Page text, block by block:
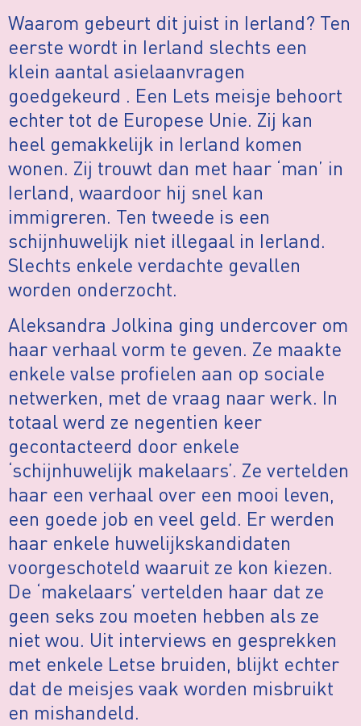
Waarom gebeurt dit juist in Ierland? Ten
eerste wordt in Ierland slechts een
klein aantal asielaanvragen
goedgekeurd . Een Lets meisje behoort
echter tot de Europese Unie. Zij kan
heel gemakkelijk in Ierland komen
wonen. Zij trouwt dan met haar ‘man’ in
Ierland, waardoor hij snel kan
immigreren. Ten tweede is een
schijnhuwelijk niet illegaal in Ierland.
Slechts enkele verdachte gevallen
worden onderzocht.
Aleksandra Jolkina ging undercover om
haar verhaal vorm te geven. Ze maakte
enkele valse profielen aan op sociale
netwerken, met de vraag naar werk. In
totaal werd ze negentien keer
gecontacteerd door enkele
‘schijnhuwelijk makelaars’. Ze vertelden
haar een verhaal over een mooi leven,
een goede job en veel geld. Er werden
haar enkele huwelijkskandidaten
voorgeschoteld waaruit ze kon kiezen.
De ‘makelaars’ vertelden haar dat ze
geen seks zou moeten hebben als ze
niet wou. Uit interviews en gesprekken
met enkele Letse bruiden, blijkt echter
dat de meisjes vaak worden misbruikt
en mishandeld.